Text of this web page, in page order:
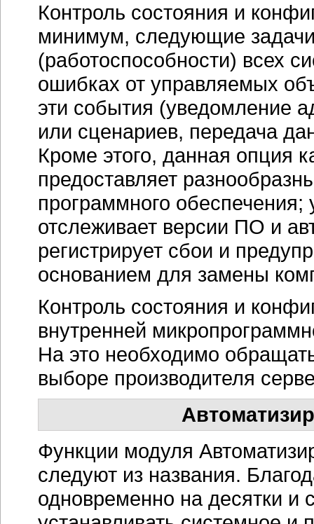
Контроль состояния и
минимум, следующие
(работоспособности) всех
ошибках от управляемых
эти события (уведомление
или сценариев, передача
Кроме этого, данная опция
предоставляет
программного
отслеживает версии ПО и
регистрирует сбои и
основанием для замены
Контроль состояния и
внутренней
На это необходимо
выборе производителя
Функции модуля
следуют из названия.
одновременно на десятки и